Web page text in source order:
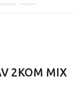
2KOM MIX